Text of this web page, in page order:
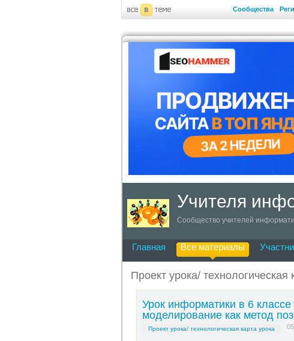
Сообщества
Учителя
Сообщество учителей
Главная Все материалы
Проект урока/ технологическая
Урок информатики в 6
моделирование как метод
Проект урока/ технологическая карта урока